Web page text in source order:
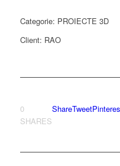
Categorie: PROIECTE 3D
Client: RAO
0
SHARES
ShareTweet